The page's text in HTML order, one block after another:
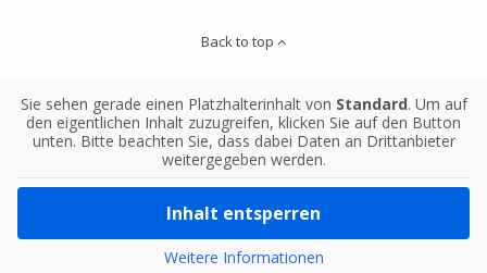
Back to top
Sie sehen gerade einen Platzhalterinhalt von Standard. Um auf
den eigentlichen Inhalt zuzugreifen, klicken Sie auf den Button
unten. Bitte beachten Sie, dass dabei Daten an Drittanbieter
weitergegeben werden.
Inhalt entsperren
Weitere Informationen